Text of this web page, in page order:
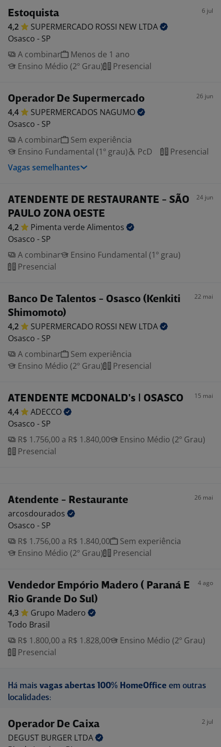
Estoquista 6 jul
4,2 SUPERMERCADO ROSSI NEW LTDA
Osasco - SP
A combinar
Menos de 1 ano
Ensino Médio (2º Grau)
Presencial
Operador De Supermercado 26 jun
4,4 SUPERMERCADOS NAGUMO
Osasco - SP
A combinar
Sem experiência
Ensino Fundamental (1º grau)
PcD
Presencial
Vagas semelhantes
ATENDENTE DE RESTAURANTE - SÃO
PAULO ZONA OESTE
24 jun
4,2 Pimenta verde Alimentos
Osasco - SP
A combinar
Ensino Fundamental (1º grau)
Presencial
Banco De Talentos - Osasco (Kenkiti
Shimomoto)
22 mai
4,2 SUPERMERCADO ROSSI NEW LTDA
Osasco - SP
A combinar
Sem experiência
Ensino Médio (2º Grau)
Presencial
ATENDENTE MCDONALD's | OSASCO 15 mai
4,4
ADECCO
Osasco - SP
R$ 1.756,00 a R$ 1.840,00
Ensino Médio (2º Grau)
Presencial
Atendente - Restaurante 26 mai
arcosdourados
Osasco - SP
R$ 1.756,00 a R$ 1.840,00
Sem experiência
Ensino Médio (2º Grau)
Presencial
Vendedor Empório Madero ( Paraná E
Rio Grande Do Sul)
4 ago
4,3 Grupo Madero
Todo Brasil
R$ 1.800,00 a R$ 1.828,00
Ensino Médio (2º Grau)
Presencial
Há mais vagas abertas 100% HomeOffice em outras
localidades:
Operador De Caixa 2 jul
DEGUST BURGER LTDA